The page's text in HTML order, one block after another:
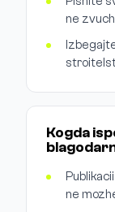
ne
Kogda
ne